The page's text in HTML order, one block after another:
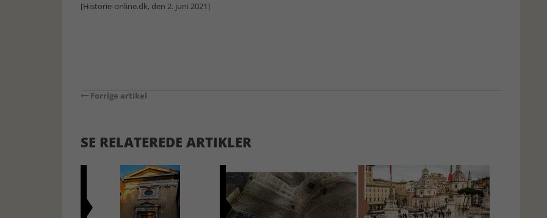
[Historie-online.dk, den 2. juni 2021]
Forrige artikel
SE RELATEREDE ARTIKLER